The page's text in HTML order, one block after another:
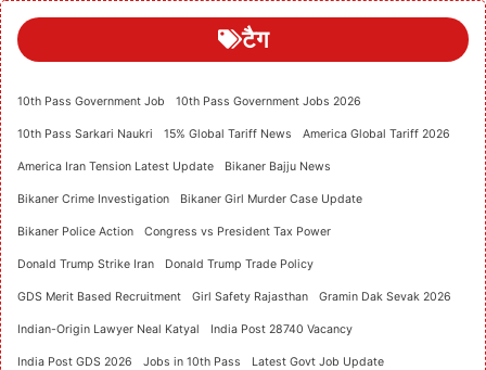
टैग
10th Pass Government Job 10th Pass Government Jobs 2026
10th Pass Sarkari Naukri 15% Global Tariff News America Global Tariff 2026
America Iran Tension Latest Update Bikaner Bajju News
Bikaner Crime Investigation Bikaner Girl Murder Case Update
Bikaner Police Action Congress vs President Tax Power
Donald Trump Strike Iran Donald Trump Trade Policy
GDS Merit Based Recruitment Girl Safety Rajasthan Gramin Dak Sevak 2026
Indian-Origin Lawyer Neal Katyal India Post 28740 Vacancy
India Post GDS 2026 Jobs in 10th Pass Latest Govt Job Update